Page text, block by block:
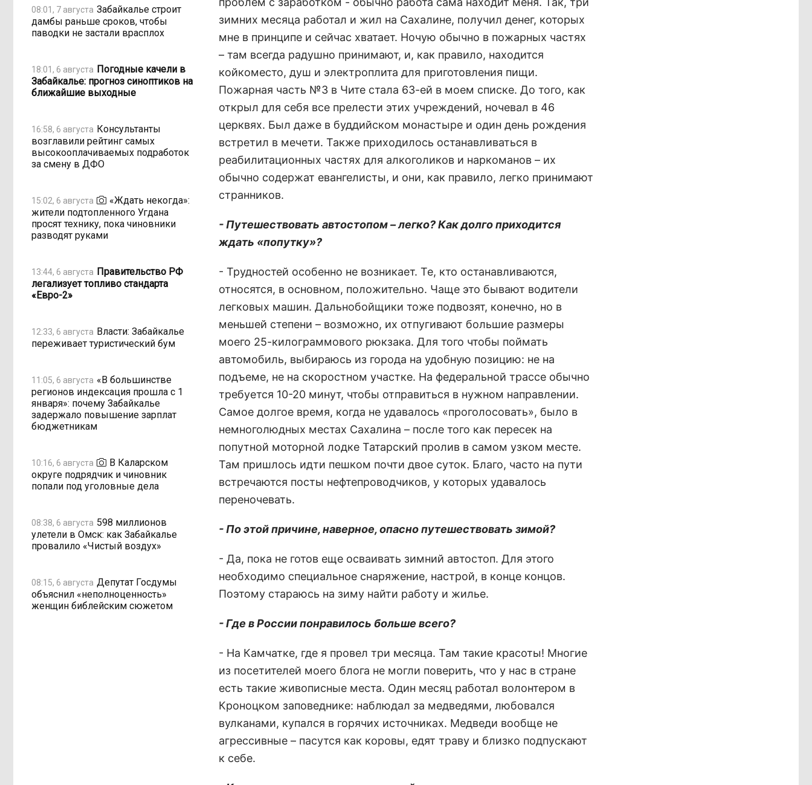
08:01, 7 августа Забайкалье строит
дамбы раньше сроков, чтобы
паводки не застали врасплох
18:01, 6 августа Погодные качели в
Забайкалье: прогноз синоптиков на
ближайшие выходные
16:58, 6 августа Консультанты
возглавили рейтинг самых
высокооплачиваемых подработок
за смену в ДФО
15:02, 6 августа
«Ждать некогда»:
жители подтопленного Угдана
просят технику, пока чиновники
разводят руками
13:44, 6 августа Правительство РФ
легализует топливо стандарта
«Евро-2»
12:33, 6 августа Власти: Забайкалье
переживает туристический бум
11:05, 6 августа «В большинстве
регионов индексация прошла с 1
января»: почему Забайкалье
задержало повышение зарплат
бюджетникам
10:16, 6 августа
В Каларском
округе подрядчик и чиновник
попали под уголовные дела
08:38, 6 августа 598 миллионов
улетели в Омск: как Забайкалье
провалило «Чистый воздух»
08:15, 6 августа Депутат Госдумы
объяснил «неполноценность»
женщин библейским сюжетом
зимних месяца работал и жил на Сахалине, получил денег, которых
мне в принципе и сейчас хватает. Ночую обычно в пожарных частях
– там всегда радушно принимают, и, как правило, находится
койкоместо, душ и электроплита для приготовления пищи.
Пожарная часть №3 в Чите стала 63-ей в моем списке. До того, как
открыл для себя все прелести этих учреждений, ночевал в 46
церквях. Был даже в буддийском монастыре и один день рождения
встретил в мечети. Также приходилось останавливаться в
реабилитационных частях для алкоголиков и наркоманов – их
обычно содержат евангелисты, и они, как правило, легко принимают
странников.
- Путешествовать автостопом – легко? Как долго приходится
ждать «попутку»?
- Трудностей особенно не возникает. Те, кто останавливаются,
относятся, в основном, положительно. Чаще это бывают водители
легковых машин. Дальнобойщики тоже подвозят, конечно, но в
меньшей степени – возможно, их отпугивают большие размеры
моего 25-килограммового рюкзака. Для того чтобы поймать
автомобиль, выбираюсь из города на удобную позицию: не на
подъеме, не на скоростном участке. На федеральной трассе обычно
требуется 10-20 минут, чтобы отправиться в нужном направлении.
Самое долгое время, когда не удавалось «проголосовать», было в
немноголюдных местах Сахалина – после того как пересек на
попутной моторной лодке Татарский пролив в самом узком месте.
Там пришлось идти пешком почти двое суток. Благо, часто на пути
встречаются посты нефтепроводчиков, у которых удавалось
переночевать.
- По этой причине, наверное, опасно путешествовать зимой?
- Да, пока не готов еще осваивать зимний автостоп. Для этого
необходимо специальное снаряжение, настрой, в конце концов.
Поэтому стараюсь на зиму найти работу и жилье.
- Где в России понравилось больше всего?
- На Камчатке, где я провел три месяца. Там такие красоты! Многие
из посетителей моего блога не могли поверить, что у нас в стране
есть такие живописные места. Один месяц работал волонтером в
Кроноцком заповеднике: наблюдал за медведями, любовался
вулканами, купался в горячих источниках. Медведи вообще не
агрессивные – пасутся как коровы, едят траву и близко подпускают
к себе.